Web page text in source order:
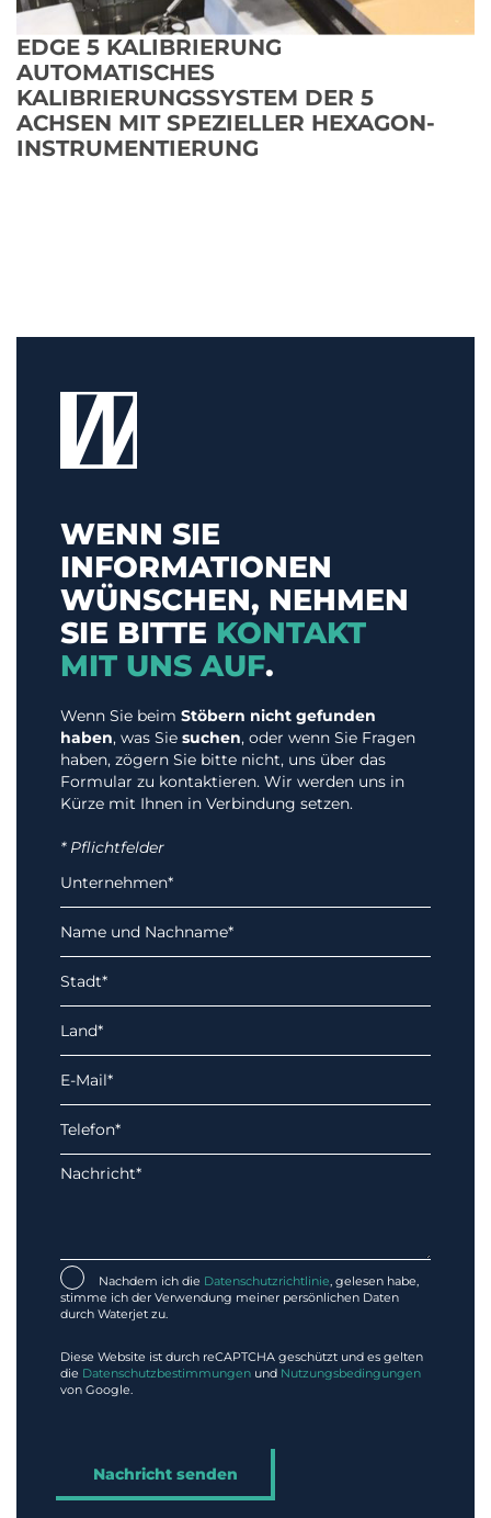
EDGE 5 KALIBRIERUNG
AUTOMATISCHES
KALIBRIERUNGSSYSTEM DER 5
ACHSEN MIT SPEZIELLER HEXAGON-
INSTRUMENTIERUNG
WENN SIE
INFORMATIONEN
WÜNSCHEN, NEHMEN
SIE BITTE KONTAKT
MIT UNS AUF.
Wenn Sie beim Stöbern nicht gefunden
haben, was Sie suchen, oder wenn Sie Fragen
haben, zögern Sie bitte nicht, uns über das
Formular zu kontaktieren. Wir werden uns in
Kürze mit Ihnen in Verbindung setzen.
* Pflichtfelder
Nachdem ich die Datenschutzrichtlinie, gelesen habe,
stimme ich der Verwendung meiner persönlichen Daten
durch Waterjet zu.
Diese Website ist durch reCAPTCHA geschützt und es gelten
die Datenschutzbestimmungen und Nutzungsbedingungen
von Google.